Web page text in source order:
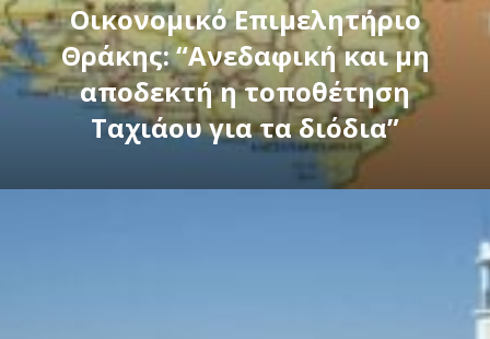
Οικονομικό Επιμελητήριο
Θράκης: “Ανεδαφική και μη
αποδεκτή η τοποθέτηση
Ταχιάου για τα διόδια”